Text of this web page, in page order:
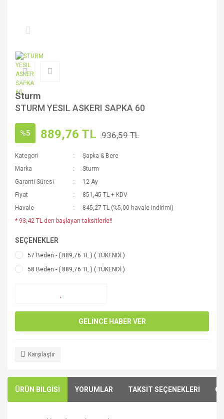
Sturm
STURM YESIL ASKERI SAPKA 60
%5 889,76 TL 936,59 TL
Kategori
Şapka & Bere
Marka
Sturm
Garanti Süresi
12 Ay
Fiyat
851,45 TL + KDV
Havale
845,27 TL (%5,00 havale indirimi)
* 93,42 TL den başlayan taksitlerle!!
SEÇENEKLER
57 Beden - ( 889,76 TL ) ( TÜKENDİ )
58 Beden - ( 889,76 TL ) ( TÜKENDİ )
GELİNCE HABER VER
Karşılaştır
ÜRÜN BİLGİSİ YORUMLAR TAKSİT SEÇENEKLERİ